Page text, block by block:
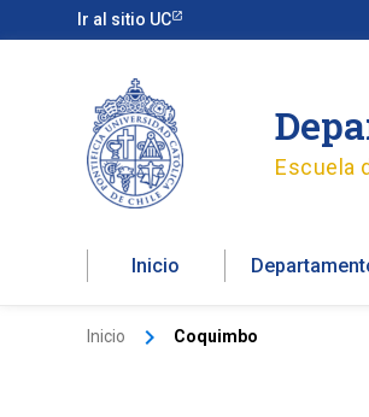
Ir al sitio UC
al
Escuela
Inicio
Inicio Coquimbo